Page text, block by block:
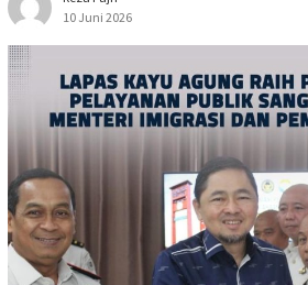
10 Juni 2026